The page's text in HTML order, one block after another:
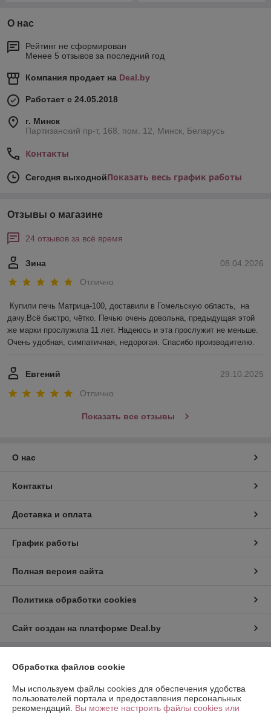
О нас
Рейтинг не сформирован
Менее 5 отзывов за последний год
Компания продает на Deal.by
Работает с 24.05.2018
г. Минск
Партизанский пр-т, 168, пом. 12, Минск, Беларусь
Контакты
Сегодня выходнойПоказать весь график работы
Отзывы о магазине
24 отзывов за всё время
08.04.2026
Зина
Отлично
Купили печь Матрица-100, доставили в Гомельскую область,  на
дачу.Всё быстро, чётко. Печью очень довольна, предыдущая этой
же марки прослужила 11 лет. Надеюсь и эта прослужит не меньше.
Очень удобная, симпатичная, недорогая. Спасибо производителю.
29.10.2025
Евгений
Отлично
Показать все отзывы
О нас
Контакты
Доставка и оплата
График работы
Полная версия сайта
Политика обработки cookies
Сайт создан на платформе Deal.by
Информация для покупателя
Юридическое лицо: ООО «Хот Трэйд»
г. Минск, Партизанский пр-т 168/2, пом. 27
Обработка файлов cookie
Мы используем файлы cookies для обеспечения удобства
пользователей портала и предоставления персональных
рекомендаций. Вы можете настроить файлы cookies или